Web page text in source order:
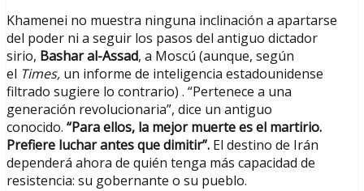
Khamenei no muestra ninguna inclinación a apartarse
del poder ni a seguir los pasos del antiguo dictador
sirio, Bashar al-Assad, a Moscú (aunque, según
el Times, un informe de inteligencia estadounidense
filtrado sugiere lo contrario) . “Pertenece a una
generación revolucionaria”, dice un antiguo
conocido. “Para ellos, la mejor muerte es el martirio.
Prefiere luchar antes que dimitir”. El destino de Irán
dependerá ahora de quién tenga más capacidad de
resistencia: su gobernante o su pueblo.